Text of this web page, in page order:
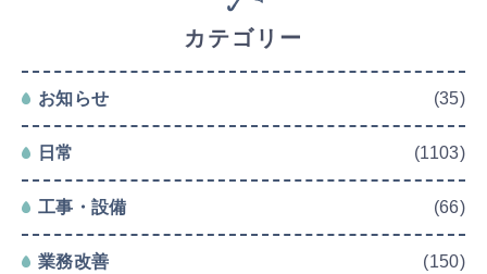
カテゴリー
お知らせ (35)
日常 (1103)
工事・設備 (66)
業務改善 (150)